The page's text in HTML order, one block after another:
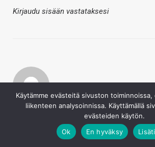
Kirjaudu sisään vastataksesi
Weega666
Testiä kehiin…kello on jo vaikka mitä! Ei
Käytämme evästeitä sivuston toiminnoissa,
liikenteen analysoinnissa. Käyttämällä
evästeiden käytön.
Ok
En hyväksy